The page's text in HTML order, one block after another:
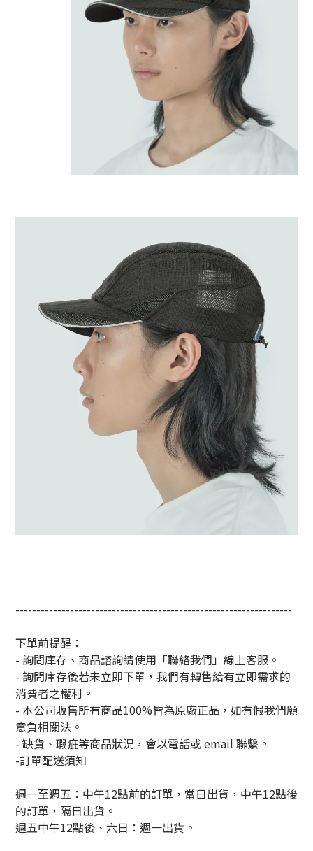
------------------------------------------------------------------
下單前提醒：
- 詢問庫存、商品諮詢請使用「聯絡我們」線上客服。
- 詢問庫存後若未立即下單，我們有轉售給有立即需求的
消費者之權利。
- 本公司販售所有商品100%皆為原廠正品，如有假我們願
意負相關法。
- 缺貨、瑕疵等商品狀況，會以電話或 email 聯繫。
-訂單配送須知
週一至週五：中午12點前的訂單，當日出貨，中午12點後
的訂單，隔日出貨。
週五中午12點後、六日：週一出貨。